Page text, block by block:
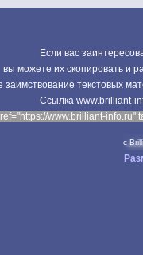
Если вас
вы можете их скопировать и
заимствование текстовых
Cсылка www.brilliant-
www.brilliant-info.ru"
c